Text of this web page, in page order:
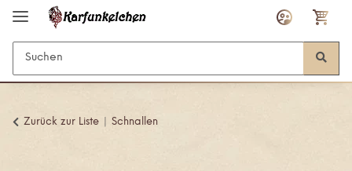
Zurück zur Liste Schnallen